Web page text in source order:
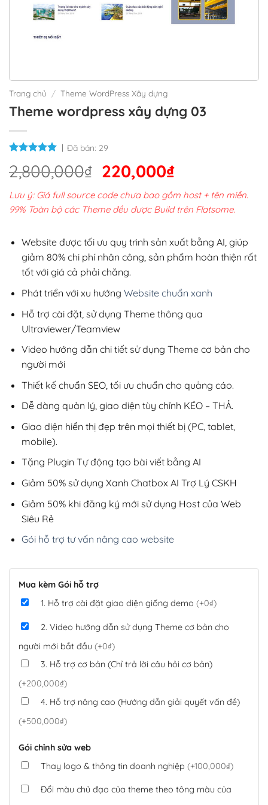
Trang chủ / Theme WordPress Xây dựng
Theme wordpress xây dựng 03
Đã bán: 29
2,800,000₫ Giá
gốc
là:
2,800,000₫.
220,000₫Giá
hiện
tại
220,000₫.
Lưu ý: Giá full source code chưa bao gồm host + tên miền.
99% Toàn bộ các Theme đều được Build trên Flatsome.
Website được tối ưu quy trình sản xuất bằng AI, giúp
giảm 80% chi phí nhân công, sản phẩm hoàn thiện rất
tốt với giá cả phải chăng.
Phát triển với xu hướng Website chuẩn xanh
Hỗ trợ cài đặt, sử dụng Theme thông qua
Ultraviewer/Teamview
Video hướng dẫn chi tiết sử dụng Theme cơ bản cho
người mới
Thiết kế chuẩn SEO, tối ưu chuẩn cho quảng cáo.
Dễ dàng quản lý, giao diện tùy chỉnh KÉO – THẢ.
Giao diện hiển thị đẹp trên mọi thiết bị (PC, tablet,
mobile).
Tặng Plugin Tự động tạo bài viết bằng AI
Giảm 50% sử dụng Xanh Chatbox AI Trợ Lý CSKH
Giảm 50% khi đăng ký mới sử dụng Host của Web
Siêu Rẻ
Gói hỗ trợ tư vấn nâng cao website
Mua kèm Gói hỗ trợ
1. Hỗ trợ cài đặt giao diện giống demo (+0₫)
2. Video hướng dẫn sử dụng Theme cơ bản cho
người mới bắt đầu (+0₫)
3. Hỗ trợ cơ bản (Chỉ trả lời câu hỏi cơ bản)
(+200,000₫)
4. Hỗ trợ nâng cao (Hướng dẫn giải quyết vấn đề)
(+500,000₫)
Gói chỉnh sửa web
Thay logo & thông tin doanh nghiệp (+100,000₫)
Đổi màu chủ đạo của theme theo tông màu của